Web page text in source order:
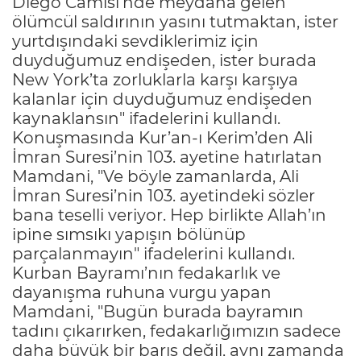
ölümcül saldırının yasını tutmaktan, ister
yurtdışındaki sevdiklerimiz için
duyduğumuz endişeden, ister burada
New York’ta zorluklarla karşı karşıya
kalanlar için duyduğumuz endişeden
kaynaklansın" ifadelerini kullandı.
Konuşmasında Kur’an-ı Kerim’den Ali
İmran Suresi’nin 103. ayetine hatırlatan
Mamdani, "Ve böyle zamanlarda, Ali
İmran Suresi’nin 103. ayetindeki sözler
bana teselli veriyor. Hep birlikte Allah’ın
ipine sımsıkı yapışın bölünüp
parçalanmayın" ifadelerini kullandı.
Kurban Bayramı’nın fedakarlık ve
dayanışma ruhuna vurgu yapan
Mamdani, "Bugün burada bayramın
tadını çıkarırken, fedakarlığımızın sadece
daha büyük bir barış değil, aynı zamanda